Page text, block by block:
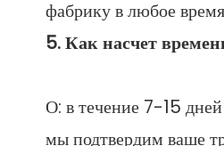
О: в течение 7-15 дней